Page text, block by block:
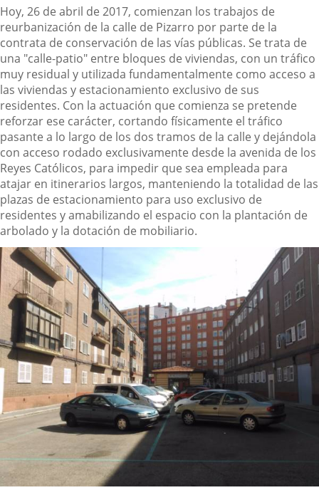
Descripción
Hoy, 26 de abril de 2017, comienzan los trabajos de
reurbanización de la calle de Pizarro por parte de la
contrata de conservación de las vías públicas. Se trata de
una "calle-patio" entre bloques de viviendas, con un tráfico
muy residual y utilizada fundamentalmente como acceso a
las viviendas y estacionamiento exclusivo de sus
residentes. Con la actuación que comienza se pretende
reforzar ese carácter, cortando físicamente el tráfico
pasante a lo largo de los dos tramos de la calle y dejándola
con acceso rodado exclusivamente desde la avenida de los
Reyes Católicos, para impedir que sea empleada para
atajar en itinerarios largos, manteniendo la totalidad de las
plazas de estacionamiento para uso exclusivo de
residentes y amabilizando el espacio con la plantación de
arbolado y la dotación de mobiliario.